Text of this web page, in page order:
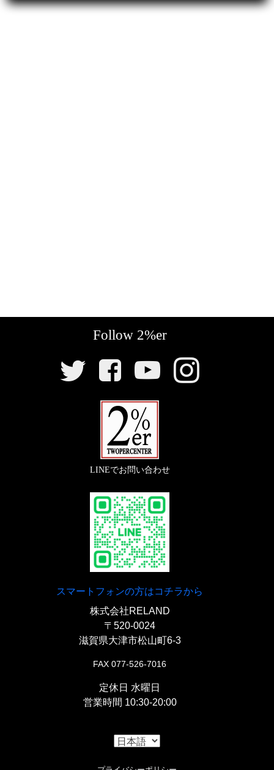
Follow 2%er
LINEでお問い合わせ
スマートフォンの方はコチラから
株式会社RELAND
〒520-0024
滋賀県大津市松山町6-3
FAX 077-526-7016
定休日 水曜日
営業時間 10:30-20:00